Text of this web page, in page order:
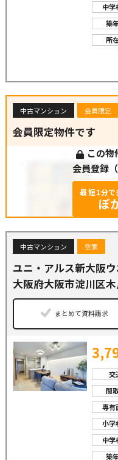
中学
築
所
中古マンション 会員限定
会員限定物件です
この物
会員登録
最短1分で
ぼ
中古マンション 空家
ユニ・アルス新大阪
大阪府大阪市淀川区
まとめて資料請求
交
間
専有
小学
中学
築